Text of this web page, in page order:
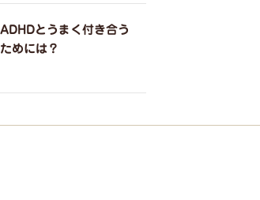
ADHDとうまく付き合う
ためには？